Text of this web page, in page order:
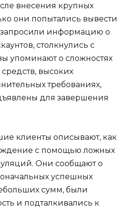
внесения крупных
они попытались вывести
запросили информацию о
столкнулись с
упоминают о сложностях
высоких
требованиях,
для завершения
клиенты описывают, как
с помощью ложных
Они сообщают о
успешных
сумм, были
и подталкивались к